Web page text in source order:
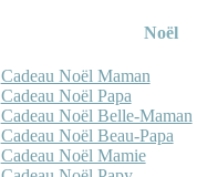
Noël
Cadeau Noël Maman
Cadeau Noël Papa
Cadeau Noël Belle-Maman
Cadeau Noël Beau-Papa
Cadeau Noël Mamie